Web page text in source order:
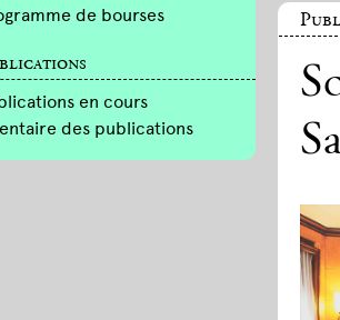
de bourses
en cours
des publications